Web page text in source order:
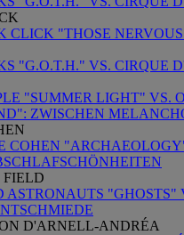
CLICK "THOSE
"G.O.T.H." VS. CIRQUE
"SUMMER LIGHT" VS.
ZWISCHEN
COHEN
FIELD
ASTRONAUTS
D'ARNELL-ANDRÉA